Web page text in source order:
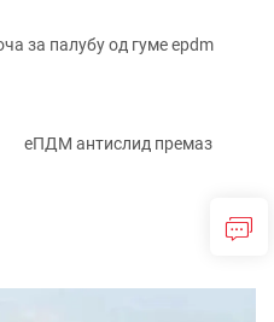
за палубу од гуме epdm
еПДМ антислид премаз